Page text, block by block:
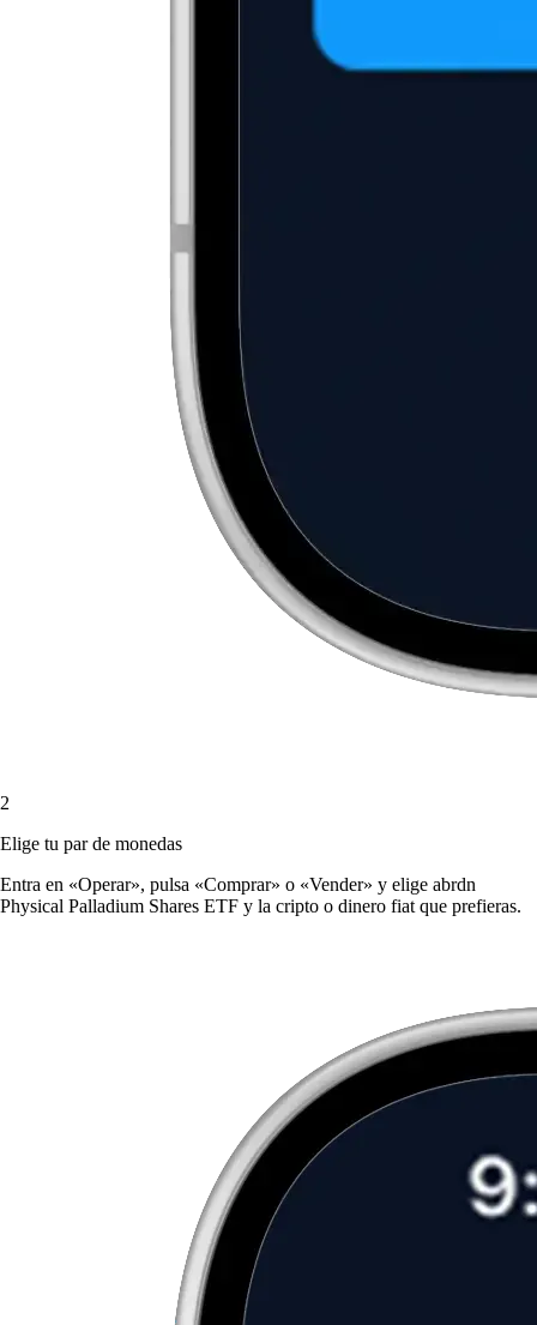
2
Elige tu par de monedas
Entra en «Operar», pulsa «Comprar» o «Vender» y elige abrdn
Physical Palladium Shares ETF y la cripto o dinero fiat que prefieras.